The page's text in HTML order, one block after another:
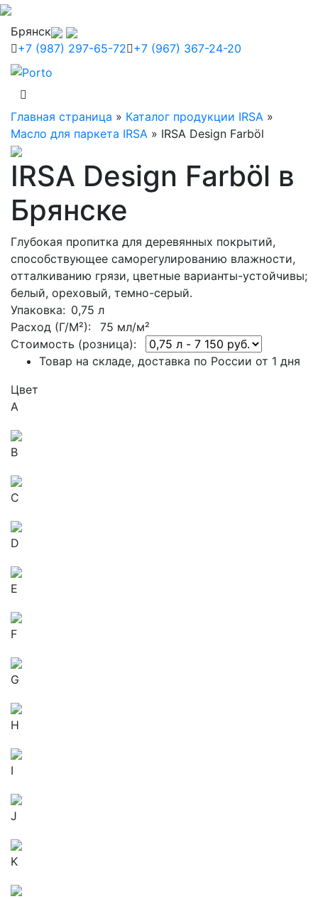
Брянск
+7 (987) 297-65-72 +7 (967) 367-24-20
Главная страница » Каталог продукции IRSA »
Масло для паркета IRSA » IRSA Design Farböl
IRSA Design Farböl в
Брянске
Глубокая пропитка для деревянных покрытий,
способствующее саморегулированию влажности,
отталкиванию грязи, цветные варианты-устойчивы;
белый, ореховый, темно-серый.
Упаковка: 0,75 л
Расход (Г/М²): 75 мл/м²
Стоимость (розница):
Товар на складе, доставка по России от 1 дня
Цвет
A
B
C
D
E
F
G
H
I
J
K